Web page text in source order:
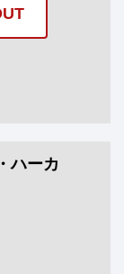
ハーカ